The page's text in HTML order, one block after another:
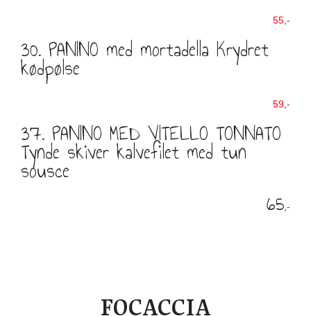
55,-
30. PANINO med mortadella Krydret
kødpølse
59,-
37. PANINO MED VITELLO TONNATO
Tynde skiver kalvefilet med tun
sousce
65 ,-
FOCACCIA